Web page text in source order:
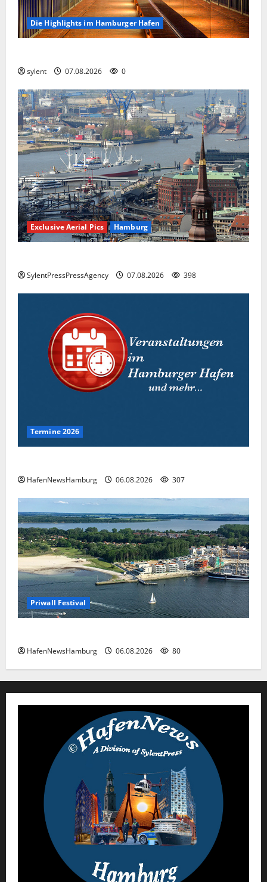
Die Highlights im Hamburger Hafen
sylent 07.08.2026 0
Exclusive Aerial Pics Hamburg
SylentPressPressAgency 07.08.2026 398
Termine 2026
HafenNewsHamburg 06.08.2026 307
Priwall Festival
HafenNewsHamburg 06.08.2026 80